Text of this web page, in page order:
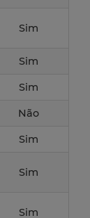
Sim
Sim
Sim
Não
Sim
Sim
Sim